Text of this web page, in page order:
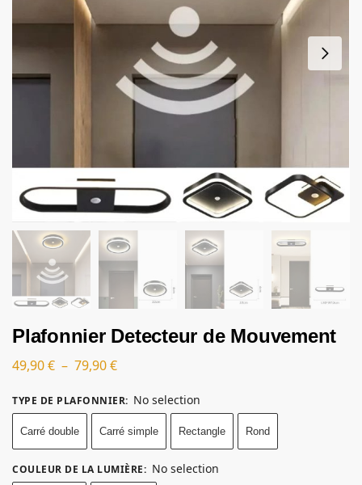
Plafonnier Detecteur de Mouvement
49,90€ – 79,90€
TYPE DE PLAFONNIER: No selection
Carré double Carré simple Rectangle Rond
COULEUR DE LA LUMIÈRE: No selection